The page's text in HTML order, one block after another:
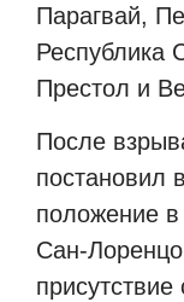
Парагвай,
Республика
Престол и
После
постановил
положение в
Сан-
присутствие